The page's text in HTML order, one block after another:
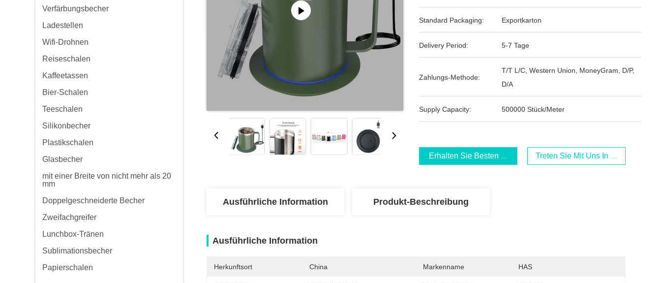
Verfärbungsbecher
Ladestellen
Wifi-Drohnen
Reiseschalen
Kaffeetassen
Bier-Schalen
Teeschalen
Silikonbecher
Plastikschalen
Glasbecher
mit einer Breite von nicht mehr als 20
mm
Doppelgeschneiderte Becher
Zweifachgreifer
Lunchbox-Tränen
Sublimationsbecher
Papierschalen
Standard Packaging: Exportkarton
Delivery Period: 5-7 Tage
Zahlungs-Methode:
T/T L/C, Western Union, MoneyGram, D/P,
D/A
Supply Capacity: 500000 Stück/Meter
Erhalten Sie Besten Preis Treten Sie Mit Uns In Verbindung
Ausführliche Information Produkt-Beschreibung
Ausführliche Information
Herkunftsort China Markenname HAS